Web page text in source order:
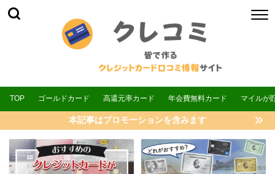
TOP ゴールドカード 高還元率カード 年会費無料カード マイルが
本記事はプロモーションを含みます